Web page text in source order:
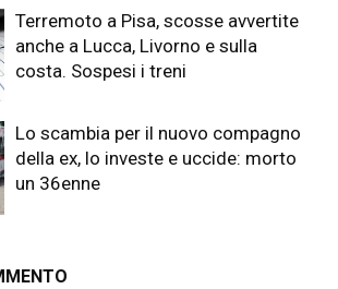
Terremoto a Pisa, scosse avvertite
anche a Lucca, Livorno e sulla
costa. Sospesi i treni
Lo scambia per il nuovo compagno
della ex, lo investe e uccide: morto
un 36enne